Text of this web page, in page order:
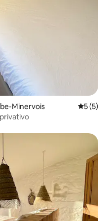
Minervois 5 de
5 (5)
hóspedes